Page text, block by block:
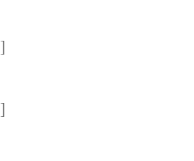
[72 تعريفات]
[14 تعريفات]